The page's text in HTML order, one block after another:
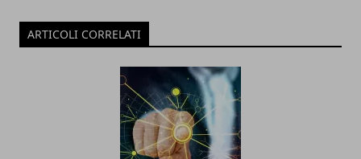
ARTICOLI CORRELATI